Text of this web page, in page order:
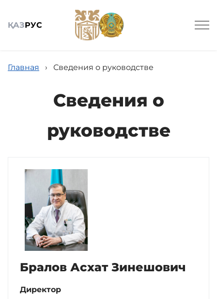
ҚАЗРУС
Диагностика
Терапия
Хирургия
Главная › Сведения о руководстве
Сведения о
руководстве
Бралов Асхат Зинешович
Директор